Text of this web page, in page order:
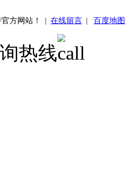
方网站！ | 在线留言 | 百度地图
热线